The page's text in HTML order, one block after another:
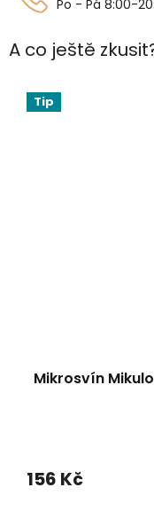
Po - Pá 8:00-
A co ještě
Tip
Mikrosvín
156 Kč